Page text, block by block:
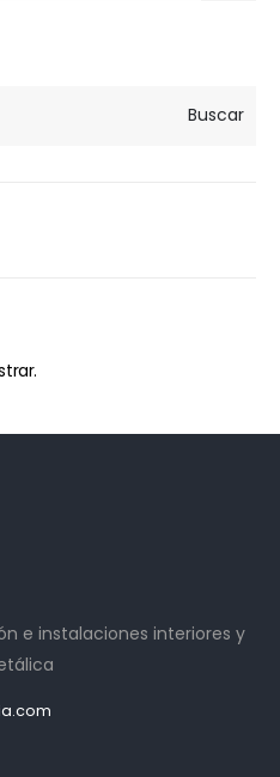
Buscar
e instalaciones interiores y